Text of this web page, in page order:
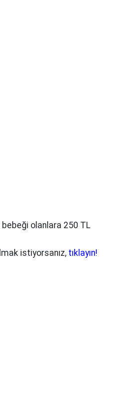
bebeği olanlara 250 TL
istiyorsanız, tıklayın!